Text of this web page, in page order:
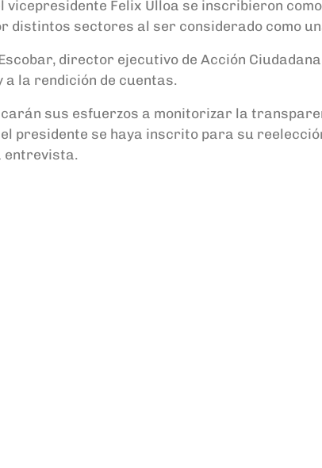
vicepresidente Felix Ulloa se inscribieron
distintos sectores al ser considerado como
director ejecutivo de Acción
la rendición de cuentas.
sus esfuerzos a monitorizar la
presidente se haya inscrito para su
entrevista.